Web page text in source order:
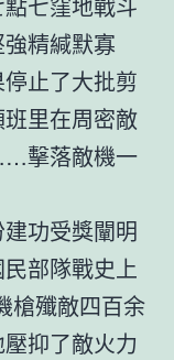
精緘默寡
止了大批剪
里在周密敵
擊落敵機一
功受獎闡明
部隊戰史上
槍殲敵四百余
抑了敵火力